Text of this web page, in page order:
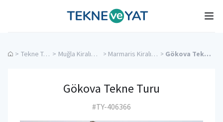
Tekne ve Yat
> Tekne Turları > Muğla Kiralık Yatlar > Marmaris Kiralık Yatlar > Gökova Tekne Turu
Gökova Tekne Turu
#TY-406366